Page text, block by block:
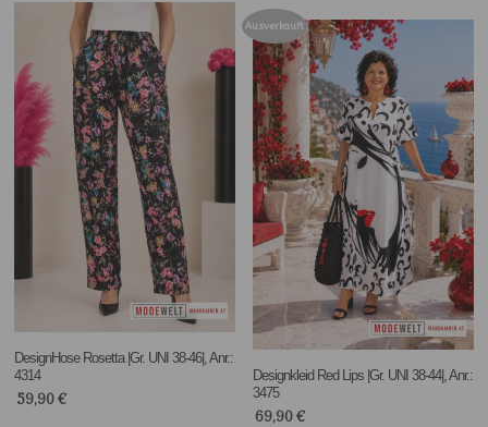
DesignHose Rosetta |Gr. UNI 38-46|, Anr.:
4314
59,90€
Ausverkauft
Designkleid Red Lips |Gr. UNI 38-44|, Anr.:
3475
69,90€